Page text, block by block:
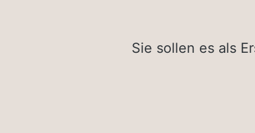
Sie sollen es als